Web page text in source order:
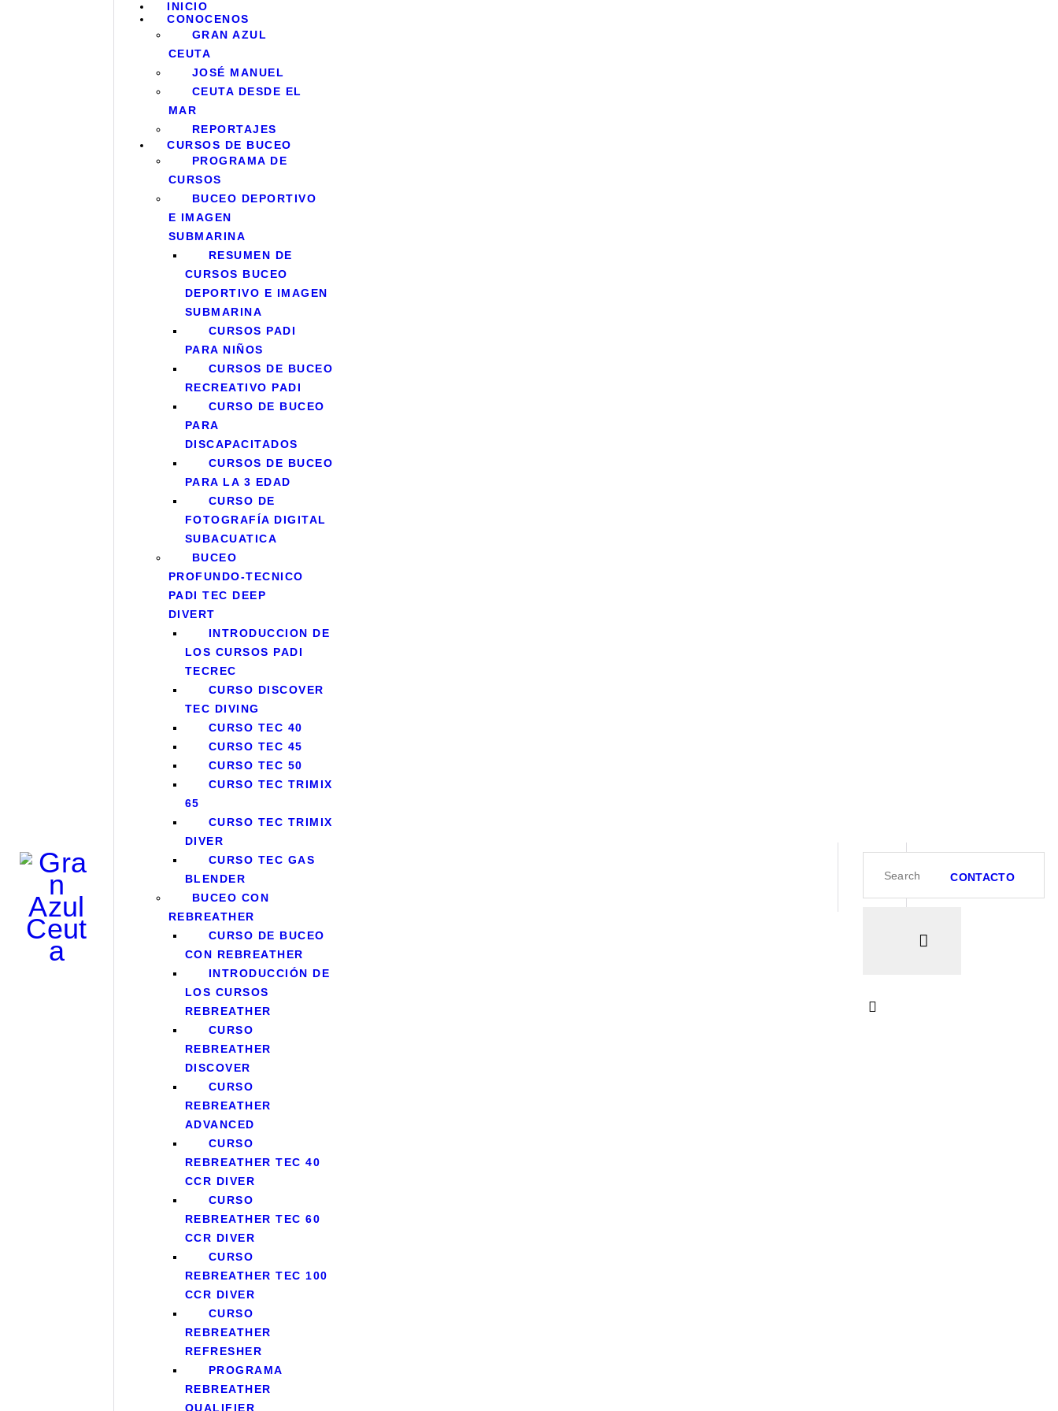
INICIO
CONOCENOS
GRAN AZUL
CEUTA
JOSÉ MANUEL
CEUTA DESDE EL
MAR
REPORTAJES
CURSOS DE BUCEO
PROGRAMA DE
CURSOS
BUCEO DEPORTIVO
E IMAGEN
SUBMARINA
RESUMEN DE
CURSOS BUCEO
DEPORTIVO E IMAGEN
SUBMARINA
CURSOS PADI
PARA NIÑOS
CURSOS DE BUCEO
RECREATIVO PADI
CURSO DE BUCEO
PARA
DISCAPACITADOS
CURSOS DE BUCEO
PARA LA 3 EDAD
CURSO DE
FOTOGRAFÍA DIGITAL
SUBACUATICA
BUCEO
PROFUNDO-TECNICO
PADI TEC DEEP
DIVERT
INTRODUCCION DE
LOS CURSOS PADI
TECREC
CURSO DISCOVER
TEC DIVING
CURSO TEC 40
CURSO TEC 45
CURSO TEC 50
CURSO TEC TRIMIX
65
CURSO TEC TRIMIX
DIVER
CURSO TEC GAS
BLENDER
BUCEO CON
REBREATHER
CURSO DE BUCEO
CON REBREATHER
INTRODUCCIÓN DE
LOS CURSOS
REBREATHER
CURSO
REBREATHER
DISCOVER
CURSO
REBREATHER
ADVANCED
CURSO
REBREATHER TEC 40
CCR DIVER
CURSO
REBREATHER TEC 60
CCR DIVER
CURSO
REBREATHER TEC 100
CCR DIVER
CURSO
REBREATHER
REFRESHER
PROGRAMA
REBREATHER
QUALIFIER
CONTACTO